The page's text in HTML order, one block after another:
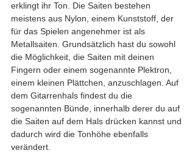
erklingt ihr Ton. Die Saiten bestehen
meistens aus Nylon, einem Kunststoff, der
für das Spielen angenehmer ist als
Metallsaiten. Grundsätzlich hast du sowohl
die Möglichkeit, die Saiten mit deinen
Fingern oder einem sogenannte Plektron,
einem kleinen Plättchen, anzuschlagen. Auf
dem Gitarrenhals findest du die
sogenannten Bünde, innerhalb derer du auf
die Saiten auf dem Hals drücken kannst und
dadurch wird die Tonhöhe ebenfalls
verändert.